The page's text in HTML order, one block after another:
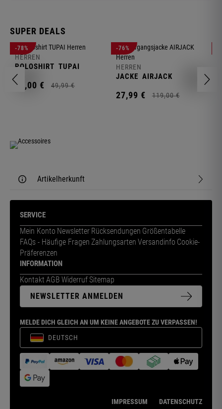
SUPER DEALS
-78%
HERREN
POLOSHIRT TUPAI
11,00 € 49,99 €
-76%
HERREN
JACKE AIRJACK
27,99 € 119,00 €
Artikelherkunft
SERVICE
Mein Konto Newsletter Rücksendungen Größentabelle
FAQs - Häufige Fragen Zahlungsarten Versandinfo Cookie-
Präferenzen
INFORMATION
Kontakt AGB Widerruf Sitemap
NEWSLETTER ANMELDEN
MELDE DICH GLEICH AN UM KEINE ANGEBOTE ZU VERPASSEN!
DEUTSCH
IMPRESSUM DATENSCHUTZ